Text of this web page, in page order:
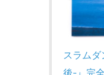
スラムダ